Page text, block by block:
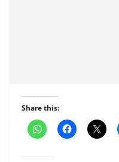
Share this: